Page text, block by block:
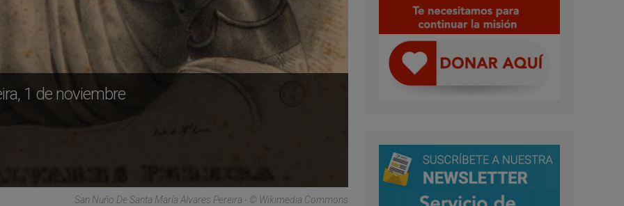
1 de noviembre
San Nuño De Santa María Alvares Pereira - © Wikimedia Commons